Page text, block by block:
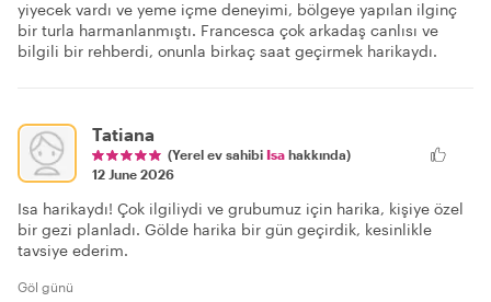
yiyecek vardı ve yeme içme deneyimi, bölgeye yapılan ilginç
bir turla harmanlanmıştı. Francesca çok arkadaş canlısı ve
bilgili bir rehberdi, onunla birkaç saat geçirmek harikaydı.
Tatiana
(Yerel ev sahibi Isa hakkında)
12 June 2026
Isa harikaydı! Çok ilgiliydi ve grubumuz için harika, kişiye özel
bir gezi planladı. Gölde harika bir gün geçirdik, kesinlikle
tavsiye ederim.
Göl günü